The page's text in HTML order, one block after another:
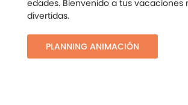
edades. Bienvenido a tus vacaciones
divertidas.
PLANNING ANIMACIÓN